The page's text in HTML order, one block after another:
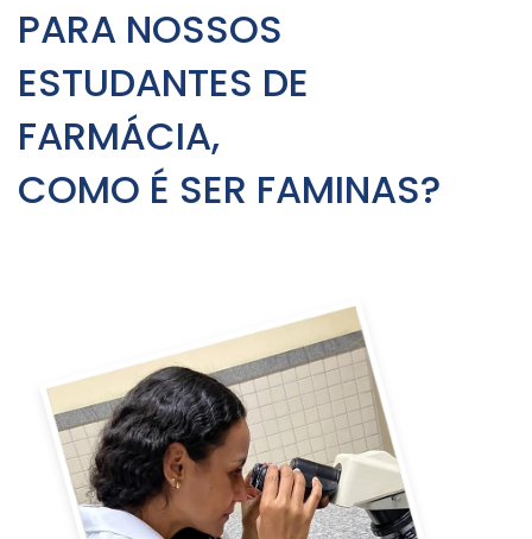
PARA NOSSOS
ESTUDANTES DE
FARMÁCIA,
COMO É SER FAMINAS?